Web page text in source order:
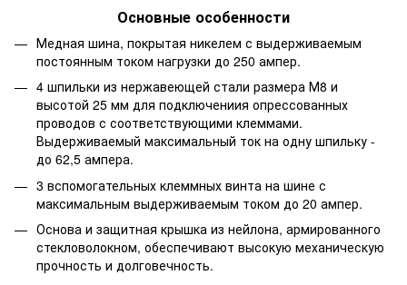
Основные особенности
Медная шина, покрытая никелем с выдерживаемым
постоянным током нагрузки до 250 ампер.
4 шпильки из нержавеющей стали размера М8 и
высотой 25 мм для подключениия опрессованных
проводов с соответствующими клеммами.
Выдерживаемый максимальный ток на одну шпильку -
до 62,5 ампера.
3 вспомогательных клеммных винта на шине с
максимальным выдерживаемым током до 20 ампер.
Основа и защитная крышка из нейлона, армированного
стекловолокном, обеспечивают высокую механическую
прочность и долговечность.